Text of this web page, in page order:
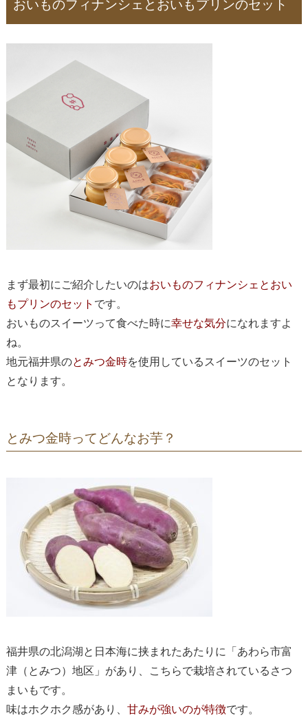
おいものフィナンシェとおいもプリンのセット
まず最初にご紹介したいのはおいものフィナンシェとおい
もプリンのセット です。
おいものスイーツって食べた時に幸せな気分になれますよ
ね。
地元福井県のとみつ金時を使用しているスイーツのセット
となります。
とみつ金時ってどんなお芋？
福井県の北潟湖と日本海に挟まれたあたりに「あわら市富
津（とみつ）地区」があり、こちらで栽培されているさつ
まいもです。
味はホクホク感があり、 甘みが強いのが特徴です。